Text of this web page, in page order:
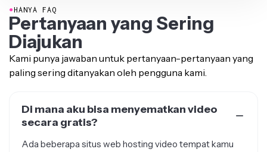
Pertanyaan yang Sering
Diajukan
Kami punya jawaban untuk pertanyaan-pertanyaan yang
paling sering ditanyakan oleh pengguna kami.
secara gratis?
bisa mengunggah videomu untuk membuat kode